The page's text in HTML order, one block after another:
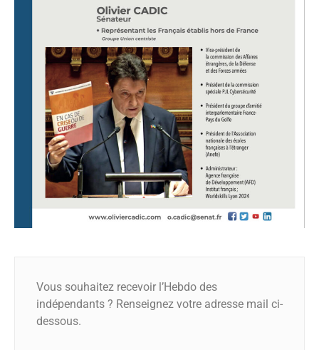
Vous souhaitez recevoir l’Hebdo des
indépendants ? Renseignez votre adresse mail ci-
dessous.